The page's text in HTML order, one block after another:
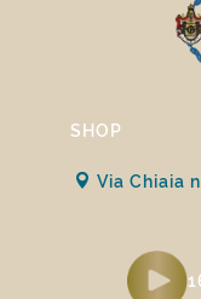
SHOP
Via Chiaia